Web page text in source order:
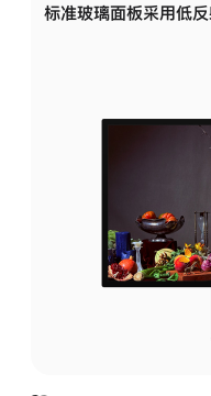
标准玻璃面板采用低